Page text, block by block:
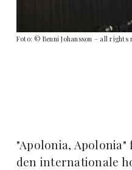
Foto: © Benni Johansson – all rights
"Apolonia,
den internationale